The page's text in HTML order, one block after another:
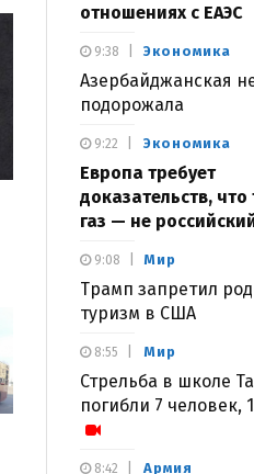
отношениях с ЕАЭС
Экономика
Азербайджанская
подорожала
9:38
Экономика
Европа требует
доказательств, что
газ — не
9:22
Мир
Трамп запретил
туризм в США
9:08
Мир
Стрельба в школе
погибли 7 человек,
8:55
Армия
8:42